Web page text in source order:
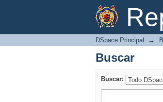
Buscar
DSpace Principal →
Buscar
Buscar: